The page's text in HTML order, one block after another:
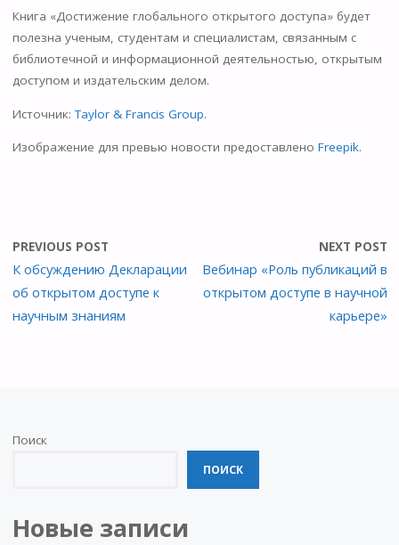
Книга «Достижение глобального открытого доступа» будет
полезна ученым, студентам и специалистам, связанным с
библиотечной и информационной деятельностью, открытым
доступом и издательским делом.
Источник:Taylor & Francis Group.
Изображение для превью новости предоставлено Freepik.
PREVIOUS POST
К обсуждению Декларации
об открытом доступе к
научным знаниям
NEXT POST
Вебинар «Роль публикаций в
открытом доступе в научной
карьере»
Поиск
ПОИСК
Новые записи